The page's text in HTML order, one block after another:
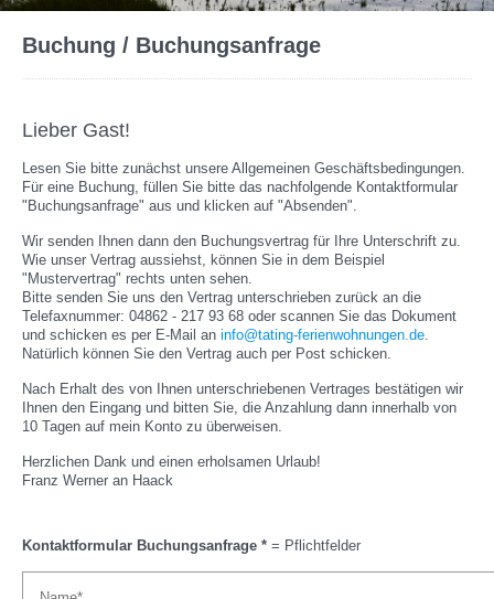
Buchung / Buchungsanfrage
Lieber Gast!
Lesen Sie bitte zunächst unsere Allgemeinen Geschäftsbedingungen.
Für eine Buchung, füllen Sie bitte das nachfolgende Kontaktformular
"Buchungsanfrage" aus und klicken auf "Absenden".
Wir senden Ihnen dann den Buchungsvertrag für Ihre Unterschrift zu.
Wie unser Vertrag aussiehst, können Sie in dem Beispiel
"Mustervertrag" rechts unten sehen.
Bitte senden Sie uns den Vertrag unterschrieben zurück an die
Telefaxnummer: 04862 - 217 93 68 oder scannen Sie das Dokument
und schicken es per E-Mail an info@tating-ferienwohnungen.de
Natürlich können Sie den Vertrag auch per Post schicken.
Nach Erhalt des von Ihnen unterschriebenen Vertrages bestätigen wir
Ihnen den Eingang und bitten Sie, die Anzahlung dann innerhalb von
10 Tagen auf mein Konto zu überweisen.
Herzlichen Dank und einen erholsamen Urlaub!
Franz Werner an Haack
Kontaktformular Buchungsanfrage * = Pflichtfelder